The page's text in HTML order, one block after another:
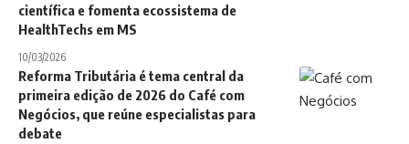
científica e fomenta ecossistema de
HealthTechs em MS
10/03/2026
Reforma Tributária é tema central da
primeira edição de 2026 do Café com
Negócios, que reúne especialistas para
debate